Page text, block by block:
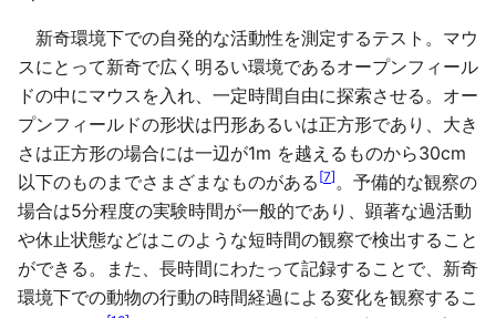
新奇環境下での自発的な活動性を測定するテスト。マウ
スにとって新奇で広く明るい環境であるオープンフィール
ドの中にマウスを入れ、一定時間自由に探索させる。オー
プンフィールドの形状は円形あるいは正方形であり、大き
さは正方形の場合には一辺が1m を越えるものから30cm
以下のものまでさまざまなものがある [7] 。予備的な観察の
場合は5分程度の実験時間が一般的であり、顕著な過活動
や休止状態などはこのような短時間の観察で検出すること
ができる。また、長時間にわたって記録することで、新奇
環境下での動物の行動の時間経過による変化を観察するこ